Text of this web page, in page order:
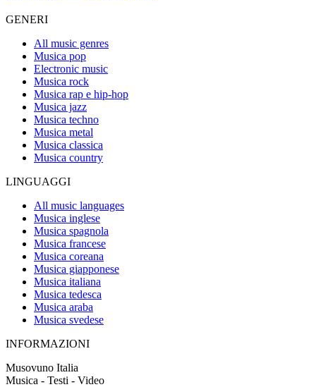
GENERI
All music genres
Musica pop
Electronic music
Musica rock
Musica rap e hip-hop
Musica jazz
Musica techno
Musica metal
Musica classica
Musica country
LINGUAGGI
All music languages
Musica inglese
Musica spagnola
Musica francese
Musica coreana
Musica giapponese
Musica italiana
Musica tedesca
Musica araba
Musica svedese
INFORMAZIONI
Musovuno Italia
Musica - Testi - Video